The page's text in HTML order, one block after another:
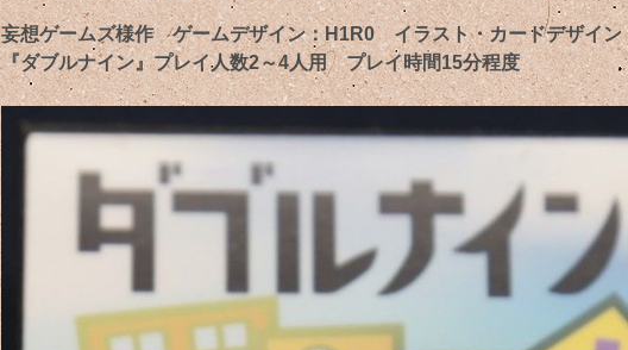
妄想ゲームズ様作 ゲームデザイン：H1R0 イラスト・カードデザイ
『ダブルナイン』プレイ人数2～4人用 プレイ時間15分程度